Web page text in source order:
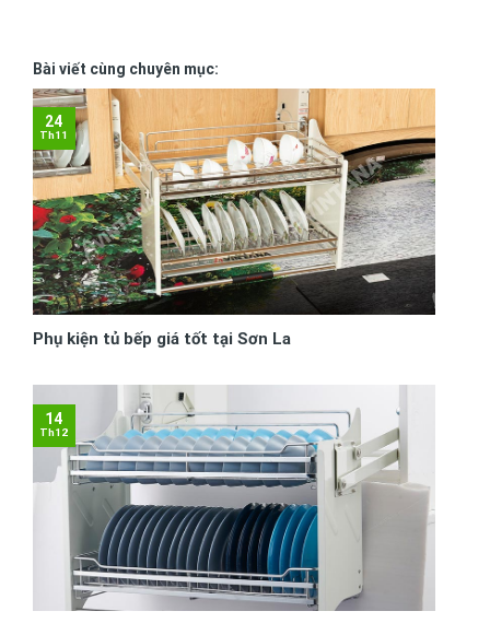
Bài viết cùng chuyên mục:
Phụ kiện tủ bếp giá tốt tại Sơn La
24
Th11
14
Th12